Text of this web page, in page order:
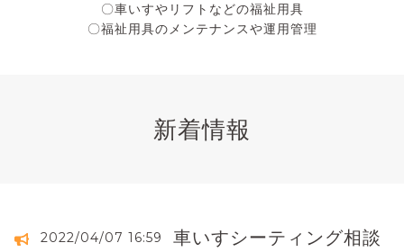
〇車いすやリフトなどの福祉用具
〇福祉用具のメンテナンスや運用管理
新着情報
2022/04/07 16:59 車いすシーティング相談